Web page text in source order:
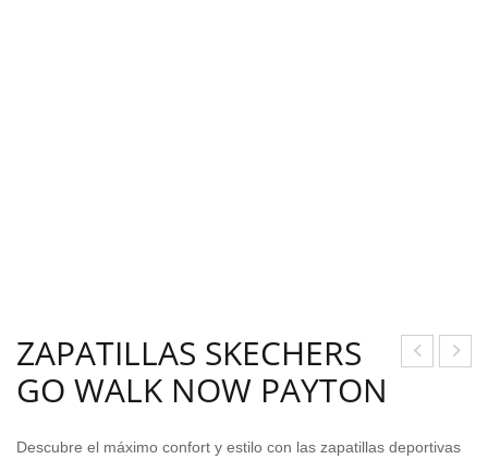
TOS
A
ZAPATILLAS SKECHERS
GO WALK NOW PAYTON
Descubre el máximo confort y estilo con las zapatillas deportivas